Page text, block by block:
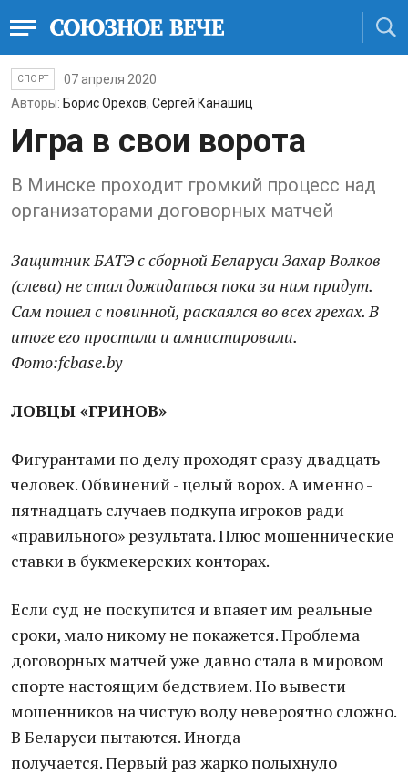
СПОРТ
07 апреля 2020
Авторы: Борис Орехов, Сергей Канашиц
Игра в свои ворота
В Минске проходит громкий процесс над
организаторами договорных матчей
Защитник БАТЭ с сборной Беларуси Захар Волков
(слева) не стал дожидаться пока за ним придут.
Сам пошел с повинной, раскаялся во всех грехах. В
итоге его простили и амнистировали.
Фото:fcbase.by
ЛОВЦЫ «ГРИНОВ»
Фигурантами по делу проходят сразу двадцать
человек. Обвинений - целый ворох. А именно -
пятнадцать случаев подкупа игроков ради
«правильного» результата. Плюс мошеннические
ставки в букмекерских конторах.
Если суд не поскупится и впаяет им реальные
сроки, мало никому не покажется. Проблема
договорных матчей уже давно стала в мировом
спорте настоящим бедствием. Но вывести
мошенников на чистую воду невероятно сложно.
В Беларуси пытаются. Иногда
получается. Первый раз жарко полыхнуло